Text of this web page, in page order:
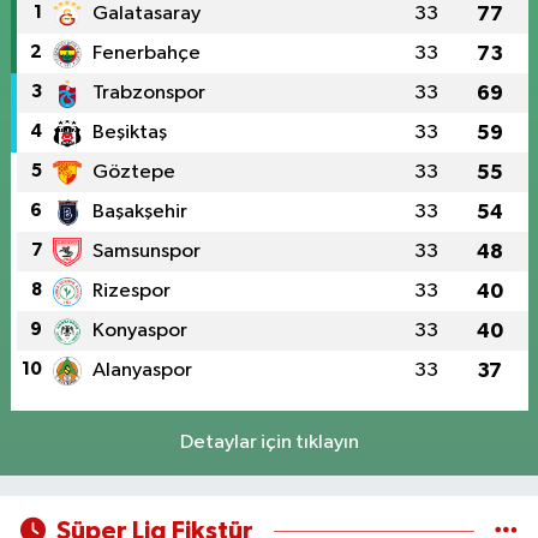
1 Galatasaray 33 77
2 Fenerbahçe 33 73
3 Trabzonspor 33 69
4 Beşiktaş 33 59
5 Göztepe 33 55
6 Başakşehir 33 54
7 Samsunspor 33 48
8 Rizespor 33 40
9 Konyaspor 33 40
10 Alanyaspor 33 37
Detaylar için tıklayın
Süper Lig Fikstür